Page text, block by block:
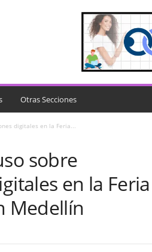
Otras Secciones
digitales en la Feria...
sobre
en la Feria
Medellín